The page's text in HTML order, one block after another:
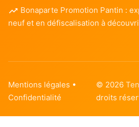
Bonaparte Promotion Pantin :
neuf et en défiscalisation à
Mentions légales •
Confidentialité
© 2026
droits